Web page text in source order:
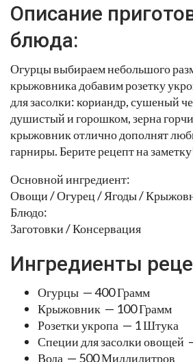
Описание
блюда:
Огурцы выбираем небольшого
крыжовника добавим розетку
для засолки: кориандр, сушеный
душистый и горошком, зерна
крыжовник отлично дополнят
гарниры. Берите рецепт на
Основной ингредиент:
Овощи / Огурец / Ягоды /
Блюдо:
Заготовки / Консервация
Ингредиенты
Огурцы — 400 Грамм
Крыжовник — 100 Грамм
Розетки укропа — 1 Штука
Специи для засолки овощей
Вода — 500 Миллилитров